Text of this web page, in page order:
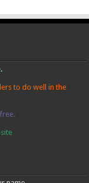
to do well in the